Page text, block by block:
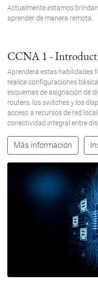
Actualmente estamos
aprender de manera remota.
CCNA 1 -
Aprenderá estas habilidades
realice configuraciones
esquemas de asignación de
routers, los switches y los
acceso a recursos de red
conectividad integral entre
Más información